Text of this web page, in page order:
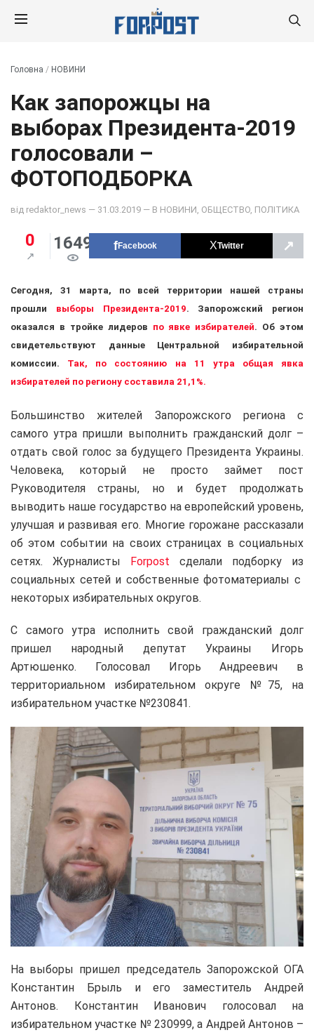
Головна / НОВИНИ
Как запорожцы на
выборах Президента-2019
голосовали –
ФОТОПОДБОРКА
від redaktor_news — 31.03.2019 — В НОВИНИ ОБЩЕСТВО ПОЛІТИКА
0 1649 Facebook Twitter ↗
Сегодня, 31 марта, по всей территории нашей страны
прошли выборы Президента-2019. Запорожский регион
оказался в тройке лидеров по явке избирателей. Об этом
свидетельствуют данные Центральной избирательной
комиссии. Так, по состоянию на 11 утра общая явка
избирателей по региону составила 21,1%.
Большинство жителей Запорожского региона с
самого утра пришли выполнить гражданский долг –
отдать свой голос за будущего Президента Украины.
Человека, который не просто займет пост
Руководителя страны, но и будет продолжать
выводить наше государство на европейский уровень,
улучшая и развивая его. Многие горожане рассказали
об этом событии на своих страницах в социальных
сетях. Журналисты Forpost сделали подборку из
социальных сетей и собственные фотоматериалы с
некоторых избирательных округов.
С самого утра исполнить свой гражданский долг
пришел народный депутат Украины Игорь
Артюшенко. Голосовал Игорь Андреевич в
территориальном избирательном округе №75, на
избирательном участке №230841.
На выборы пришел председатель Запорожской ОГА
Константин Брыль и его заместитель Андрей
Антонов. Константин Иванович голосовал на
избирательном участке № 230999, а Андрей Антонов –